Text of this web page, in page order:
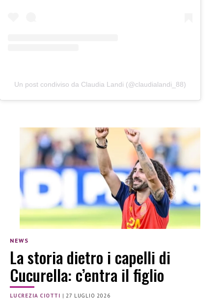
Un post condiviso da Claudia Landi (@claudialandi_88)
NEWS
La storia dietro i capelli di
Cucurella: c’entra il figlio
LUCREZIA CIOTTI |27 LUGLIO 2026